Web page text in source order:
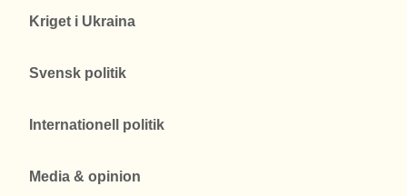
Kriget i Ukraina
Svensk politik
Internationell politik
Media & opinion